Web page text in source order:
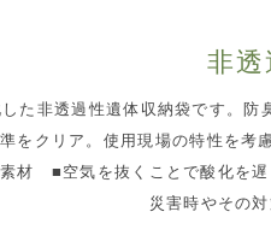
非
た非透過性遺体収納袋です。
をクリア。使用現場の特性を
素材 ■空気を抜くことで酸化
災害時やその